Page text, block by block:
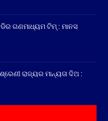
ଗଣମାଧ୍ୟମ ଟିମ୍ : ମାନସ
ରାଜ୍ୟର ମାନ୍ୟତା ଦିଅ :